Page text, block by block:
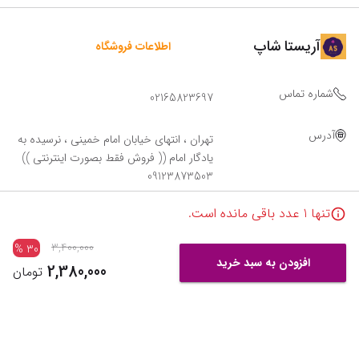
تنها 1 عدد باقی مانده است.
افزودن به سبد خرید
3,400,000
30
%
2,380,000 تومان
آریستا شاپ اطلاعات فروشگاه
شماره تماس 02165823697
آدرس
تهران ، انتهای خیابان امام خمینی ، نرسیده به
یادگار امام (( فروش فقط بصورت اینترنتی ))
09123873503